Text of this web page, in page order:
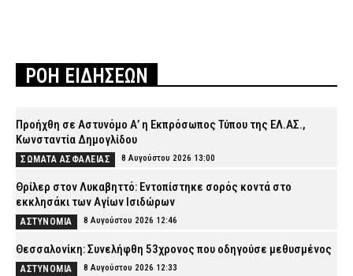
ΡΟΗ ΕΙΔΗΣΕΩΝ
Προήχθη σε Αστυνόμο Α’ η Εκπρόσωπος Τύπου της ΕΛ.ΑΣ.,
Κωνσταντία Δημογλίδου
ΣΩΜΑΤΑ ΑΣΦΑΛΕΙΑΣ 8 Αυγούστου 2026 13:00
Θρίλερ στον Λυκαβηττό: Εντοπίστηκε σορός κοντά στο
εκκλησάκι των Αγίων Ισιδώρων
ΑΣΤΥΝΟΜΙΑ 8 Αυγούστου 2026 12:46
Θεσσαλονίκη: Συνελήφθη 53χρονος που οδηγούσε μεθυσμένος
ΑΣΤΥΝΟΜΙΑ 8 Αυγούστου 2026 12:33